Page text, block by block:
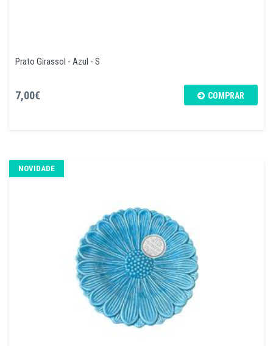
Prato Girassol - Azul - S
7,00€ COMPRAR
NOVIDADE